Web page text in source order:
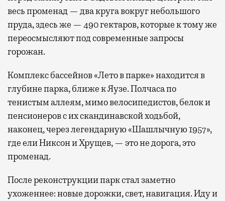
весь променад — два круга вокруг небольшого
пруда, здесь же — 490 гектаров, которые к тому же
переосмысляют под современные запросы
горожан.
Комплекс бассейнов «Лето в парке» находится в
глубине парка, ближе к Яузе. Полчаса по
тенистым аллеям, мимо велосипедистов, белок и
пенсионеров с их скандинавской ходьбой,
наконец, через легендарную «Шашлычную 1957»,
где ели Никсон и Хрущев, — это не дорога, это
променад.
После реконструкции парк стал заметно
ухоженнее: новые дорожки, свет, навигация. Иду и